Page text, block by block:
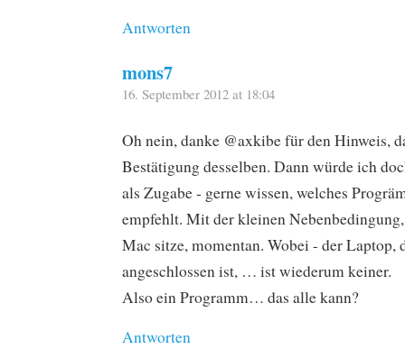
Antworten
mons7
16. September 2012 at 18:04
Oh nein, danke @axkibe für den Hinweis,
Bestätigung desselben. Dann würde ich
als Zugabe - gerne wissen, welches
empfehlt. Mit der kleinen
Mac sitze, momentan. Wobei - der Laptop,
angeschlossen ist, … ist wiederum keiner.
Also ein Programm… das alle kann?
Antworten